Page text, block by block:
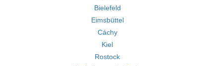
Bielefeld
Eimsbüttel
Cáchy
Kiel
Rostock